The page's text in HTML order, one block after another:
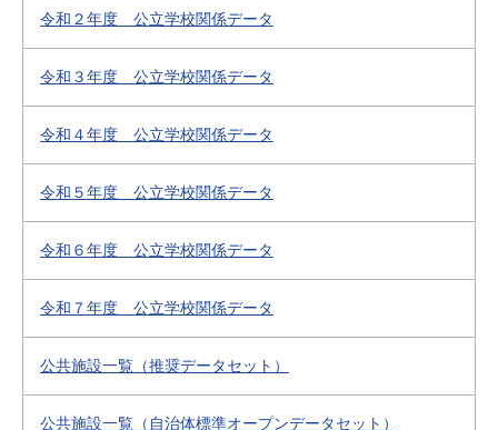
令和２年度 公立学校関係データ
令和３年度 公立学校関係データ
令和４年度 公立学校関係データ
令和５年度 公立学校関係データ
令和６年度 公立学校関係データ
令和７年度 公立学校関係データ
公共施設一覧（推奨データセット）
公共施設一覧（自治体標準オープンデータセット）